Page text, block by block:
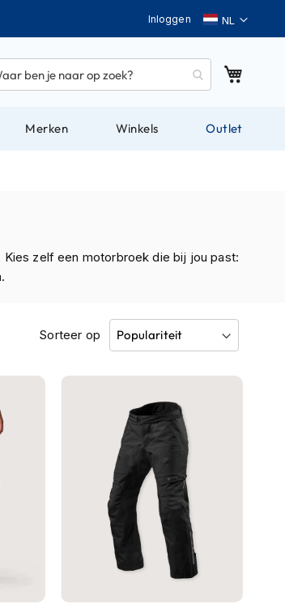
Taal
Inloggen
Merken Winkels Outlet
zelf een motorbroek die bij jou past:
Sorteer op